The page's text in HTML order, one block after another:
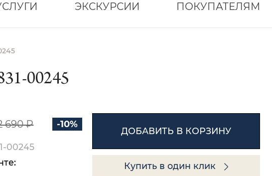
ЭКСКУРСИИ ПОКУПАТЕЛЯМ
00245
690 ₽ -10%
00245
ДОБАВИТЬ В КОРЗИНУ
Купить в один клик